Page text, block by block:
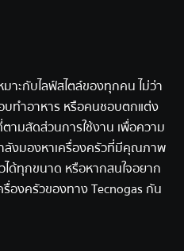
มาะกับไลฟ์สไตล์ของทุกคน ไม่ว่า
บทำอาหาร หรือคนชอบตกแต่ง
มสัดส่วนการใช้งาน เพื่อความ
ลังมองหาเครื่องครัวที่มีคุณภาพ
ด้ทุกขนาด หรือหากสนใจอยาก
องครัวของทาง Tecnogas กัน